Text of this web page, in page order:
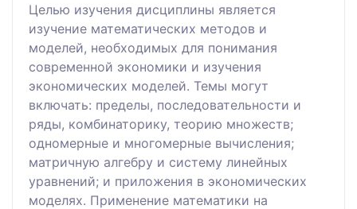
Целью изучения дисциплины является
изучение математических методов и
моделей, необходимых для понимания
современной экономики и изучения
экономических моделей. Темы могут
включать: пределы, последовательности и
ряды, комбинаторику, теорию множеств;
одномерные и многомерные вычисления;
матричную алгебру и систему линейных
уравнений; и приложения в экономических
моделях. Применение математики на